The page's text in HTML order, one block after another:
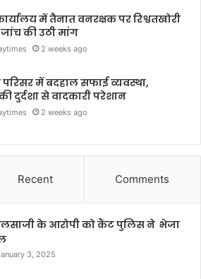
में तैनात वनरक्षक पर रिश्वतखोरी
की उठी मांग
2 weeks ago
में बदहाल सफाई व्यवस्था,
दुर्दशा से वादकारी परेशान
2 weeks ago
Recent Comments
के आरोपी को कैंट पुलिस ने भेजा
3, 2025